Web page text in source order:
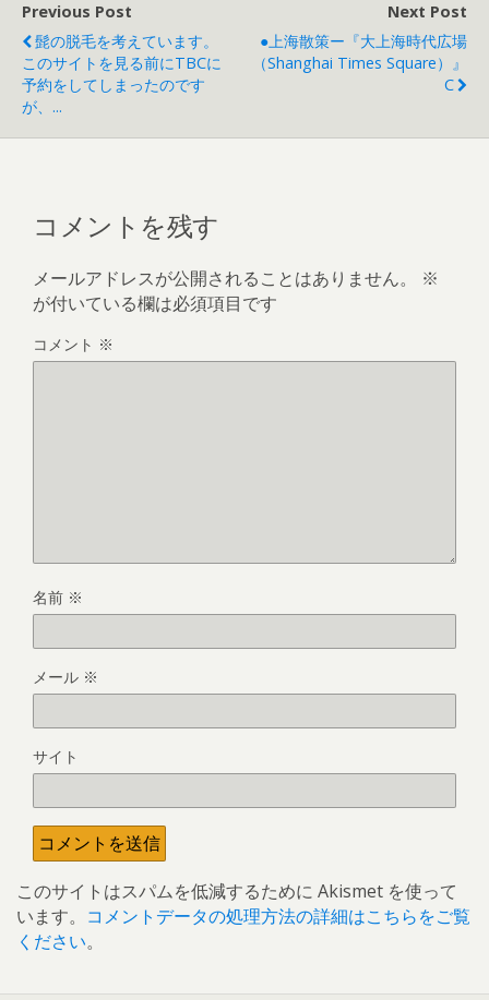
Previous Post
髭の脱毛を考えています。
このサイトを見る前にTBCに
予約をしてしまったのです
が、...
Next Post
●上海散策ー『大上海時代広場
（Shanghai Times Square）』
C
コメントを残す
メールアドレスが公開されることはありません。
※
が付いている欄は必須項目です
コメント ※
名前 ※
メール ※
サイト
このサイトはスパムを低減するために Akismet を使って
います。 コメントデータの処理方法の詳細はこちらをご覧
ください。